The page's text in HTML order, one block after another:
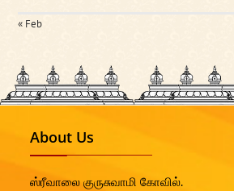
« Feb
About Us
ஸ்ரீவாலை குருசுவாமி கோவில்.